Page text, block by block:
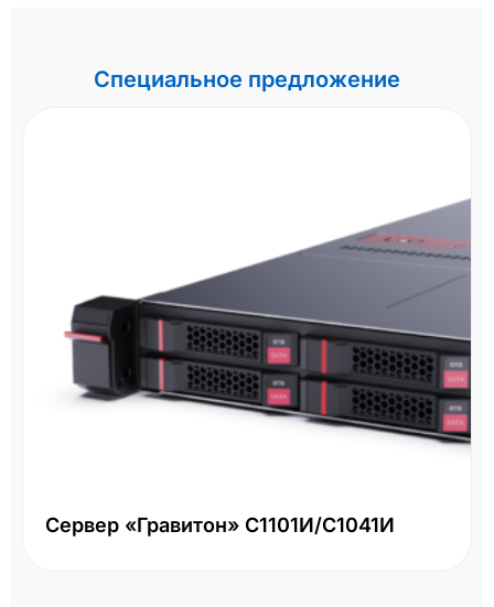
Специальное предложение
Сервер «Гравитон» С1101И/С1041И